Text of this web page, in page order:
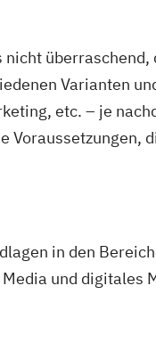
überraschend,
Varianten
etc. – je
Voraussetzungen,
in den
und digitales